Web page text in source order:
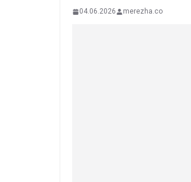
04.06.2026 merezha.co